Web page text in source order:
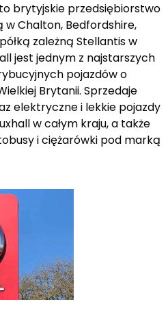
brytyjskie przedsiębiorstwo
Chalton, Bedfordshire,
zależną Stellantis w
jest jednym z najstarszych
pojazdów o
Brytanii. Sprzedaje
elektryczne i lekkie pojazdy
w całym kraju, a także
i ciężarówki pod marką